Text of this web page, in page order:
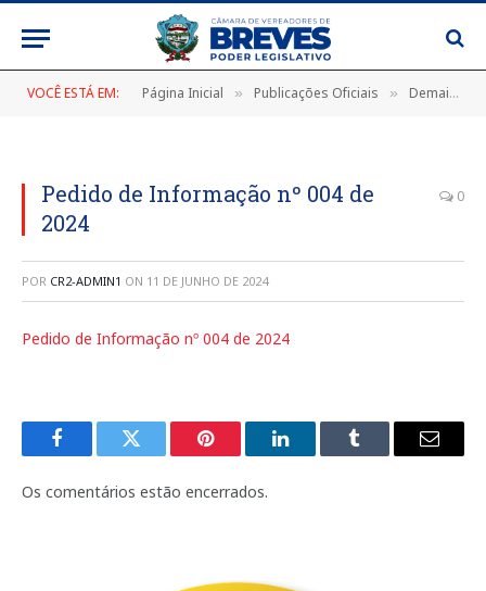
VOCÊ ESTÁ EM: Página Inicial » Publicações Oficiais » Demais Publicações Oficiais
Pedido de Informação nº 004 de
2024
0
POR CR2-ADMIN1 ON 11 DE JUNHO DE 2024
Pedido de Informação nº 004 de 2024
FacebookTwitter Pinterest LinkedInTumblr
E-
Os comentários estão encerrados.